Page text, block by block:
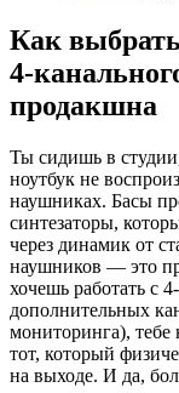
Как
продакшна
Ты сидишь в
ноутбук не
наушниках. Басы
синтезаторы,
через динамик от
наушников — это
хочешь работать с
дополнительных
мониторинга), тебе
тот, который
на выходе. И да,